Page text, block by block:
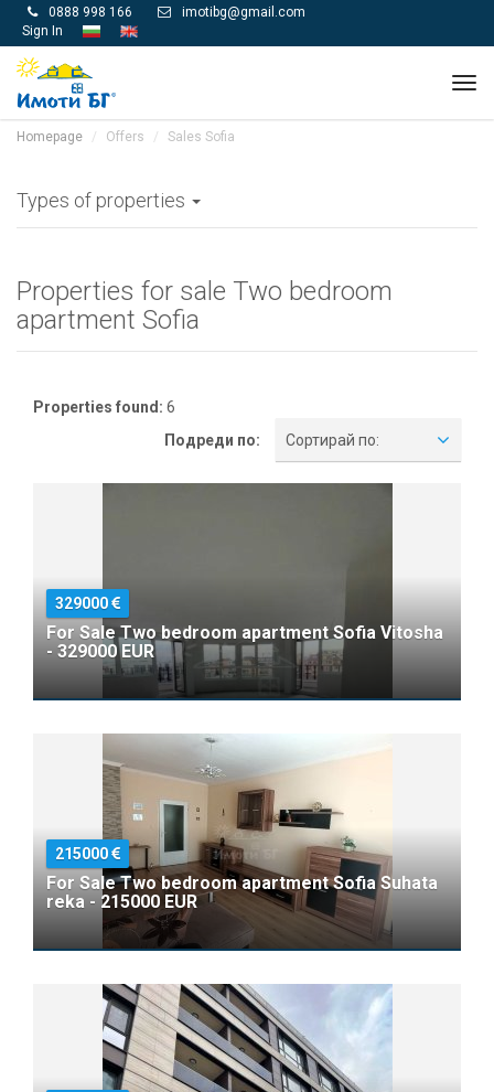
 0888 998 166 
imotibg@gmail.com
Sign In
Homepage Offers Sales Sofia
Types of properties
Properties for sale Two bedroom
apartment Sofia
Properties found: 6
Подреди по:
Сортирай по:
329000
For Sale Two bedroom apartment Sofia Vitosha
- 329000 EUR
215000
For Sale Two bedroom apartment Sofia Suhata
reka - 215000 EUR